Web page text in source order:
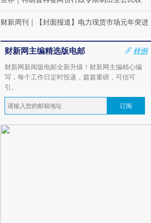
财新周刊 ｜ 【封面报道】电力现货市场元年突进
财新网主编精选版电邮
样例
财新网新闻版电邮全新升级！财新网主编精心编
写，每个工作日定时投递，篇篇重磅，可信可
引。
订阅